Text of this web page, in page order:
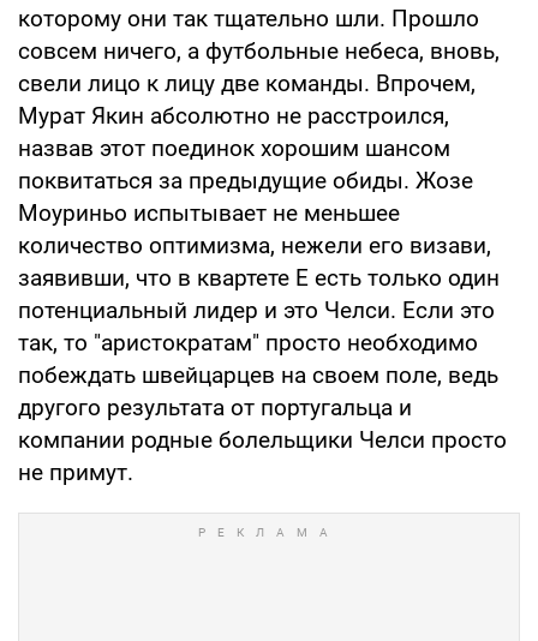
которому они так тщательно шли. Прошло
совсем ничего, а футбольные небеса, вновь,
свели лицо к лицу две команды. Впрочем,
Мурат Якин абсолютно не расстроился,
назвав этот поединок хорошим шансом
поквитаться за предыдущие обиды. Жозе
Моуриньо испытывает не меньшее
количество оптимизма, нежели его визави,
заявивши, что в квартете Е есть только один
потенциальный лидер и это Челси. Если это
так, то "аристократам" просто необходимо
побеждать швейцарцев на своем поле, ведь
другого результата от португальца и
компании родные болельщики Челси просто
не примут.